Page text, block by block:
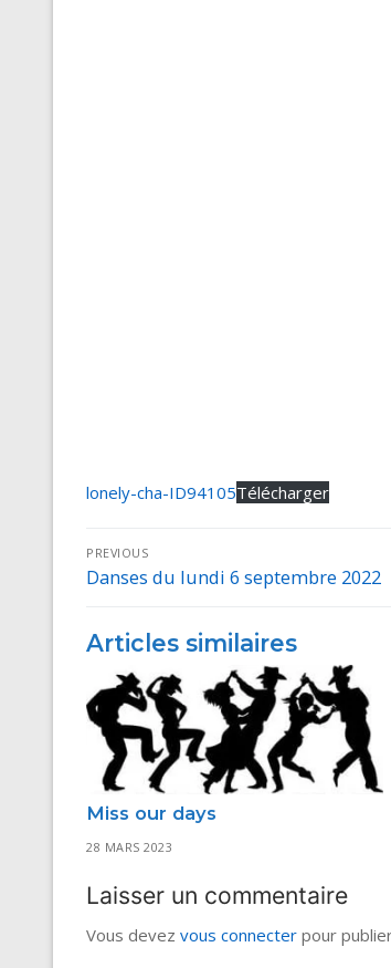
lonely-cha-ID94105Télécharger
Navigation
de
l’article
PREVIOUS
Previous
Danses du lundi 6 septembre 2022
Articles similaires
Miss our days
28 MARS 2023
Laisser un commentaire
Vous devez vous connecter pour